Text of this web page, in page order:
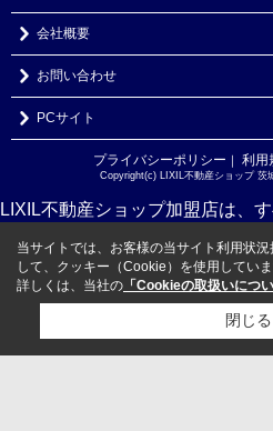
会社概要
お問い合わせ
PCサイト
プライバシーポリシー ｜ 利用
Copyright(c) LIXIL不動産ショップ 茨
LIXIL不動産ショップ加盟店は、
当サイトでは、お客様の当サイト利用状
して、クッキー（Cookie）を使用していま
詳しくは、当社の 「Cookieの取扱いについ
閉じる